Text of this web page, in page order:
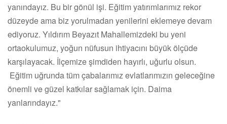
yanındayız. Bu bir gönül işi. Eğitim yatırımlarımız rekor
düzeyde ama biz yorulmadan yenilerini eklemeye devam
ediyoruz. Yıldırım Beyazıt Mahallemizdeki bu yeni
ortaokulumuz, yoğun nüfusun ihtiyacını büyük ölçüde
karşılayacak. İlçemize şimdiden hayırlı, uğurlu olsun.
Eğitim uğrunda tüm çabalarımız evlatlarımızın geleceğine
önemli ve güzel katkılar sağlamak için. Daima
yanlarındayız."